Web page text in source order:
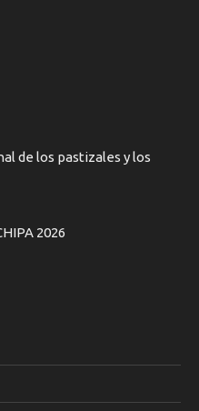
de los pastizales y los
2026